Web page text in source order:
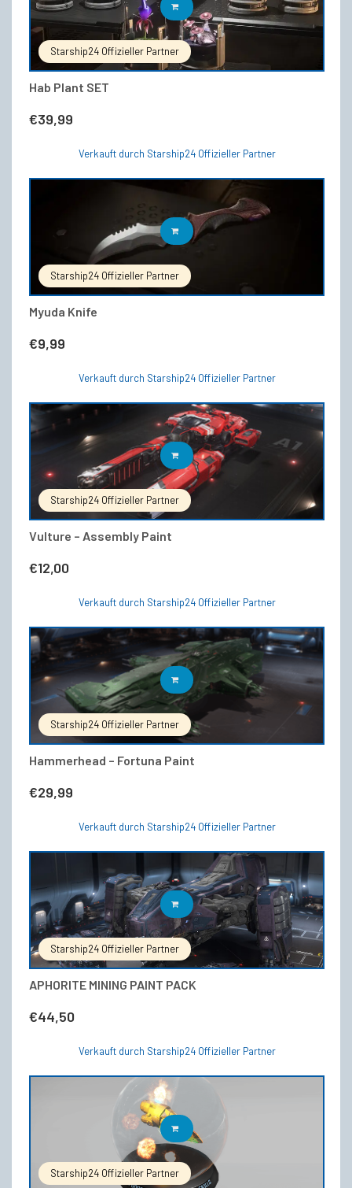
Starship24 Offizieller Partner
Hab Plant SET
€39,99
IN DEN WARENKORB
Verkauft durch Starship24 Offizieller Partner
Starship24 Offizieller Partner
Myuda Knife
€9,99
IN DEN WARENKORB
Verkauft durch Starship24 Offizieller Partner
Starship24 Offizieller Partner
Vulture – Assembly Paint
€12,00
IN DEN WARENKORB
Verkauft durch Starship24 Offizieller Partner
Starship24 Offizieller Partner
Hammerhead – Fortuna Paint
€29,99
IN DEN WARENKORB
Verkauft durch Starship24 Offizieller Partner
Starship24 Offizieller Partner
APHORITE MINING PAINT PACK
€44,50
IN DEN WARENKORB
Verkauft durch Starship24 Offizieller Partner
Starship24 Offizieller Partner
IN DEN WARENKORB